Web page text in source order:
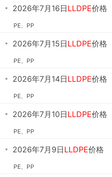
・ 2026年7月16日LLDPE价格
PE、PP
・ 2026年7月15日LLDPE价格
PE、PP
・ 2026年7月14日LLDPE价格
PE、PP
・ 2026年7月10日LLDPE价格
PE、PP
・ 2026年7月9日LLDPE价格
PE、PP